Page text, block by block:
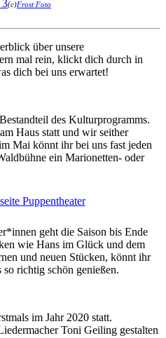
(c)Frost Foto
über unsere
mal rein, klickt dich durch in
dich bei uns erwartet!
des Kulturprogramms.
Haus statt und wir seither
Mai könnt ihr bei uns fast jeden
ein Marionetten- oder
geht die Saison bis Ende
wie Hans im Glück und dem
und neuen Stücken, könnt ihr
richtig schön genießen.
im Jahr 2020 statt.
Toni Geiling gestalten